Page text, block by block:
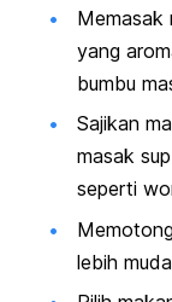
Memasak
yang
bumbu
Sajikan
masak
seperti
lebih